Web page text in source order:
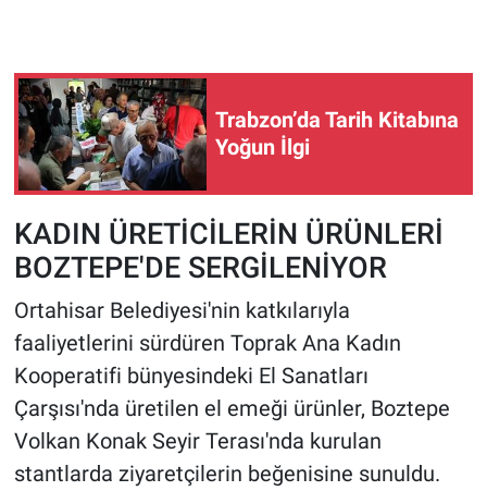
Trabzon’da Tarih Kitabına
Yoğun İlgi
KADIN ÜRETİCİLERİN ÜRÜNLERİ
BOZTEPE'DE SERGİLENİYOR
Ortahisar Belediyesi'nin katkılarıyla
faaliyetlerini sürdüren Toprak Ana Kadın
Kooperatifi bünyesindeki El Sanatları
Çarşısı'nda üretilen el emeği ürünler, Boztepe
Volkan Konak Seyir Terası'nda kurulan
stantlarda ziyaretçilerin beğenisine sunuldu.
ÇEVRE
HABERDE İNSAN
SPOR
MAGAZİN
Bilim, Teknoloji